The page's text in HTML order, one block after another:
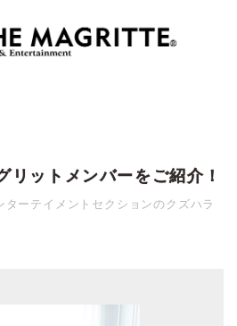
リットメンバーをご紹介！
ターテイメントセクションのクズハラ